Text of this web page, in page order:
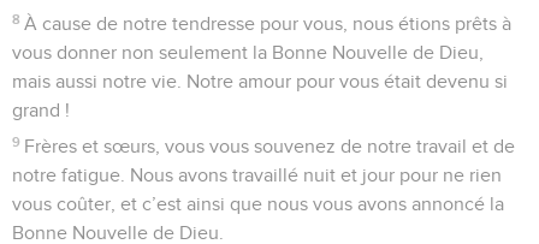
8 À cause de notre tendresse pour vous, nous étions prêts à
vous donner non seulement la Bonne Nouvelle de Dieu,
mais aussi notre vie. Notre amour pour vous était devenu si
grand !
9 Frères et sœurs, vous vous souvenez de notre travail et de
notre fatigue. Nous avons travaillé nuit et jour pour ne rien
vous coûter, et c’est ainsi que nous vous avons annoncé la
Bonne Nouvelle de Dieu.